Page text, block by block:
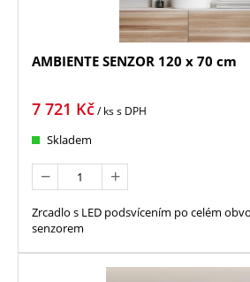
AMBIENTE SENZOR 120 x 70 cm
7 721 Kč/ kss DPH
Skladem
Zrcadlo s LED podsvícením po celém
senzorem